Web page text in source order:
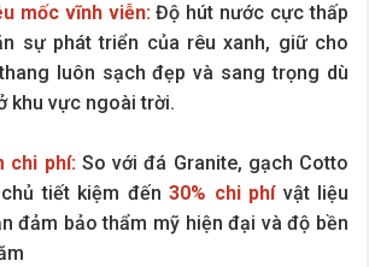
mốc vĩnh viễn:Độ hút nước cực thấp
sự phát triển của rêu xanh, giữ cho
luôn sạch đẹp và sang trọng dù
khu vực ngoài trời.
chi phí:So với đá Granite, gạch Cotto
tiết kiệm đến 30% chi phívật liệu
đảm bảo thẩm mỹ hiện đại và độ bền